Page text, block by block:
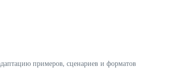
примеров, сценариев и форматов